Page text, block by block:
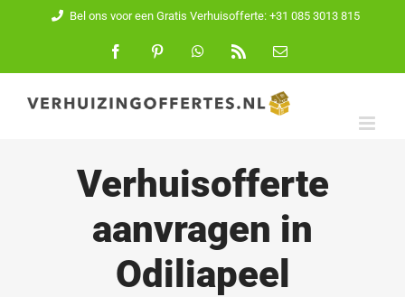
inhoud
Bel ons voor een Gratis Verhuisofferte: +31 085 3013 815
FacebookPinterest WhatsApp
E-
Verhuisofferte
aanvragen in
Odiliapeel